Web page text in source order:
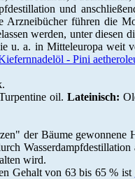
und
Arzneibücher führen die
werden, unter diesen
u. a. in Mitteleuropa weit
- Pini
oil. Lateinisch:
der Bäume gewonnene
wird.
Gehalt von 63 bis 65 % ist